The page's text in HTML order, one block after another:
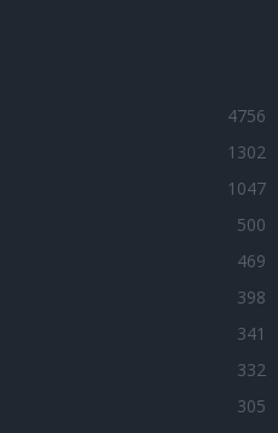
4756
1302
1047
500
469
398
341
332
305